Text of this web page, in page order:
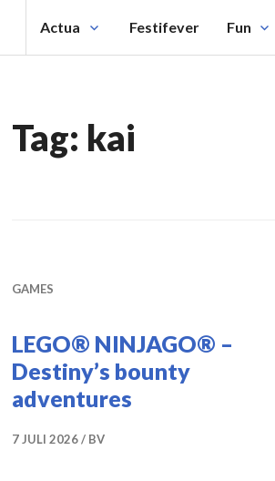
Actua Festifever Fun
Tag: kai
GAMES
LEGO® NINJAGO® –
Destiny’s bounty
adventures
7 JULI 2026 BV